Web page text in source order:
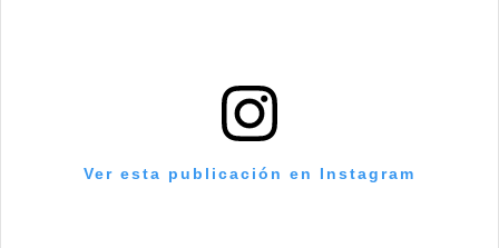
Ver esta publicación en Instagram